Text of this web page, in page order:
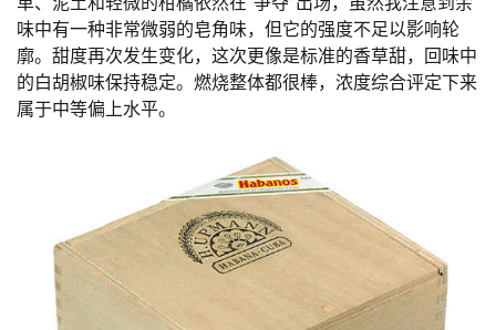
味中有一种非常微弱的皂角味，但它的强度不足以影响轮
廓。甜度再次发生变化，这次更像是标准的香草甜，回味中
的白胡椒味保持稳定。燃烧整体都很棒，浓度综合评定下来
属于中等偏上水平。